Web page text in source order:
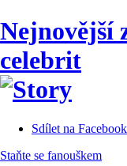
Nejnovější
celebrit
Sdílet na
Staňte se fanouškem